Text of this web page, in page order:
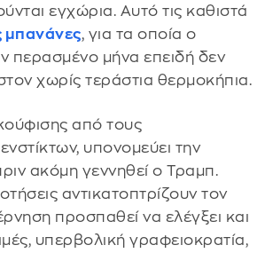
εγχώρια. Αυτό τις καθιστά
μπανάνες, για τα οποία ο
περασμένο μήνα επειδή δεν
χωρίς τεράστια θερμοκήπια.
από τους
υπονομεύει την
ακόμη γεννηθεί ο Τραμπ.
αντικατοπτρίζουν τον
προσπαθεί να ελέγξει και
υπερβολική γραφειοκρατία,